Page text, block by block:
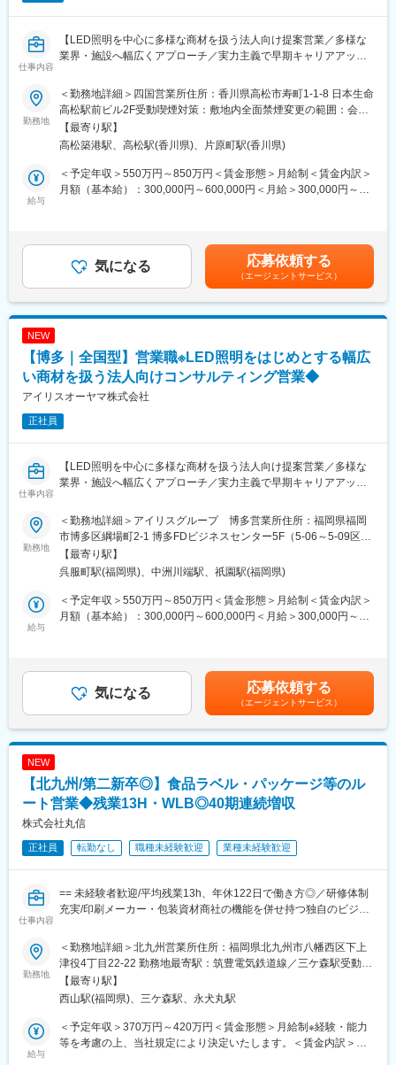
変更の範囲：会社の定める業務
LED照明、エアソリューション、映像ソリューション、建築資
材、スポーツ・ストア・IoTソリューション、オフィス家具など多
わせ提案が可能です。
■教育体制
入社後は商品知識・事業理解・提案研修など充実。未経験分野で
■就業環境
実力次第で早期昇格やグループ会社役員への登用例もあり、幅広
いキャリア形成が可能です。
360度評価の実力主義で、若手でも早期にマネジメントやプレイ
ユーザーイン発想・イノベーションを重視し、多角的な事業展開
で成長を続けるグローバルメーカーです。
「メーカー＋ベンダー」機能を持つ当社ならではのスピード感あ
変更の範囲：会社の定める業務
仕事内容
【LED照明を中心に多様な商材を扱う法人向け提案営業／多様な
業界・施設へ幅広くアプローチ／実力主義で早期キャリアアップ
■業務概要
当社の営業職として、主に官公庁や民間企業など多様な法人顧客
へLED照明や各種設備機器、内装資材など幅広い商材を提案しま
す。既存顧客へのルート営業を中心に新規開拓も並行し、顧客の
課題やニーズに応じた最適なソリューションを提供します。
取扱商品：LED照明、空調・エアソリューション、映像機器、建
築資材などを組み合わせて提案
提案の目的：施設の省エネ化、快適性向上、コスト削減など顧客
社会貢献度の高い業務も含む
施工体制：工事はグループ会社や外部協力会社と連携して実施
勤務条件の目安：残業はおよそ月40時間程度想定、そのほかに直
LED照明、エアソリューション、映像ソリューション、建築資
材、スポーツ・ストア・IoTソリューション、オフィス家具など多
わせ提案が可能です。
■教育体制
入社後は商品知識・事業理解・提案研修など充実。未経験分野で
■就業環境
実力次第で早期昇格やグループ会社役員への登用例もあり、幅広
いキャリア形成が可能です。
360度評価の実力主義で、若手でも早期にマネジメントやプレイ
■企業の魅力
ユーザーイン発想・イノベーションを重視し、多角的な事業展開
で成長を続けるグローバルメーカーです。
「メーカー＋ベンダー」機能を持つ当社ならではのスピード感あ
変更の範囲：会社の定める業務
勤務地
＜勤務地詳細＞四国営業所住所：香川県高松市寿町1-1-8 日本生命
高松駅前ビル2F受動喫煙対策：敷地内全面禁煙変更の範囲：会社
の定める事業所
【最寄り駅】
高松築港駅、高松駅(香川県)、片原町駅(香川県)
給与
＜予定年収＞550万円～850万円＜賃金形態＞月給制＜賃金内訳＞
月額（基本給）：300,000円～600,000円＜月給＞300,000円～
る可能性がございます。※休日出勤手当あり※リーダー職は固定残
業手当（50,000円／20～25h／超過分別途支給）※管理監督職は時
間外手当の対象外賃金はあくまでも目安の金額であり、選考を通
じて上下する可能性があります。月給(月額)は固定手当を含めた表
記です。
気になる 応募依頼する
（エージェントサービス）
NEW
【博多｜全国型】営業職※LED照明をはじめとする幅広
い商材を扱う法人向けコンサルティング営業◆
アイリスオーヤマ株式会社
正社員
仕事内容
【LED照明を中心に多様な商材を扱う法人向け提案営業／多様な
業界・施設へ幅広くアプローチ／実力主義で早期キャリアアップ
■業務概要
当社の営業職として、主に官公庁や民間企業など多様な法人顧客
へLED照明や各種設備機器、内装資材など幅広い商材を提案しま
す。既存顧客へのルート営業を中心に新規開拓も並行し、顧客の
課題やニーズに応じた最適なソリューションを提供します。
取扱商品：LED照明、空調・エアソリューション、映像機器、建
築資材などを組み合わせて提案
提案の目的：施設の省エネ化、快適性向上、コスト削減など顧客
社会貢献度の高い業務も含む
施工体制：工事はグループ会社や外部協力会社と連携して実施
勤務条件の目安：残業はおよそ月40時間程度想定、そのほかに直
既存顧客6割、新規開拓4割。
LED照明、エアソリューション、映像ソリューション、建築資
材、スポーツ・ストア・IoTソリューション、オフィス家具など多
わせ提案が可能です。
■教育体制
入社後は商品知識・事業理解・提案研修など充実。未経験分野で
■就業環境
勤務地
＜勤務地詳細＞アイリスグループ 博多営業所住所：福岡県福岡
市博多区綱場町2-1 博多FDビジネスセンター5F（5-06～5-09区
画） 受動喫煙対策：屋内全面禁煙変更の範囲：会社の定める事業
所
【最寄り駅】
呉服町駅(福岡県)、中洲川端駅、祇園駅(福岡県)
給与
＜予定年収＞550万円～850万円＜賃金形態＞月給制＜賃金内訳＞
月額（基本給）：300,000円～600,000円＜月給＞300,000円～
る可能性がございます。※休日出勤手当あり※リーダー職は固定残
業手当（50,000円／20～25h／超過分別途支給）※管理監督職は時
間外手当の対象外賃金はあくまでも目安の金額であり、選考を通
じて上下する可能性があります。月給(月額)は固定手当を含めた表
記です。
気になる 応募依頼する
（エージェントサービス）
NEW
【北九州/第二新卒◎】食品ラベル・パッケージ等のル
ート営業◆残業13H・WLB◎40期連続増収
株式会社丸信
正社員 転勤なし 職種未経験歓迎 業種未経験歓迎
仕事内容
== 未経験者歓迎/平均残業13h、年休122日で働き方◎／研修体制
充実/印刷メーカー・包装資材商社の機能を併せ持つ独自のビジネ
■業務概要
食品ラベルやパッケージの企画提案、製造、包装資材の販売を主
な事業として全国展開をしている当社にて、営業職としてご活躍
いただきます。
※営業未経験の方も集合研修やOJTにてしっかりサポートいたしま
す。
勤務地
＜勤務地詳細＞北九州営業所住所：福岡県北九州市八幡西区下上
津役4丁目22-22 勤務地最寄駅：筑豊電気鉄道線／三ケ森駅受動喫
煙対策：屋内全面禁煙変更の範囲：会社の定める事業所（リモー
トワーク含む）
【最寄り駅】
西山駅(福岡県)、三ケ森駅、永犬丸駅
給与
＜予定年収＞370万円～420万円＜賃金形態＞月給制※経験・能力
等を考慮の上、当社規定により決定いたします。＜賃金内訳＞月